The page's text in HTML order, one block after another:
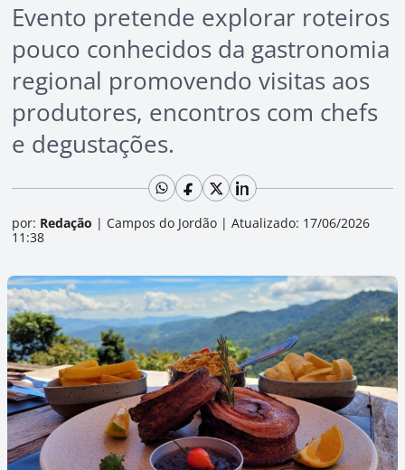
Evento pretende explorar roteiros
pouco conhecidos da gastronomia
regional promovendo visitas aos
produtores, encontros com chefs
e degustações.
por: Redação | Campos do Jordão | Atualizado: 17/06/2026
11:38